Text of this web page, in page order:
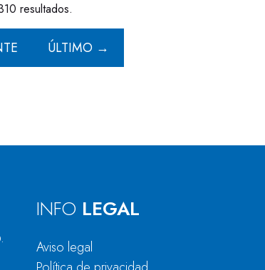
resultados.
ÚLTIMO →
INFO LEGAL
Aviso legal